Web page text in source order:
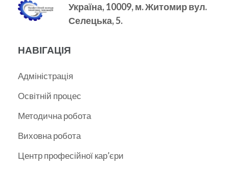
Україна, 10009, м.Житомир вул.
Селецька, 5.
НАВІГАЦІЯ
Адміністрація
Освітній процес
Методична робота
Виховна робота
Центр професійної кар’єри